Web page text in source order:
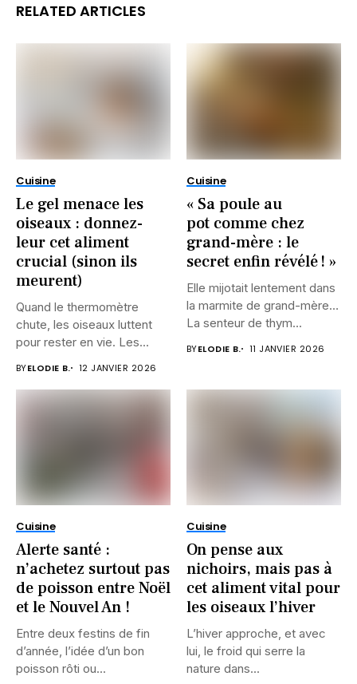
RELATED ARTICLES
Cuisine
Le gel menace les
oiseaux : donnez-
leur cet aliment
crucial (sinon ils
meurent)
Quand le thermomètre
chute, les oiseaux luttent
pour rester en vie. Les...
BYELODIE B. 12 JANVIER 2026
Cuisine
« Sa poule au
pot comme chez
grand-mère : le
secret enfin révélé ! »
Elle mijotait lentement dans
la marmite de grand-mère…
La senteur de thym...
BYELODIE B. 11 JANVIER 2026
Cuisine
Alerte santé :
n’achetez surtout pas
de poisson entre Noël
et le Nouvel An !
Entre deux festins de fin
d’année, l’idée d’un bon
poisson rôti ou...
Cuisine
On pense aux
nichoirs, mais pas à
cet aliment vital pour
les oiseaux l’hiver
L’hiver approche, et avec
lui, le froid qui serre la
nature dans...